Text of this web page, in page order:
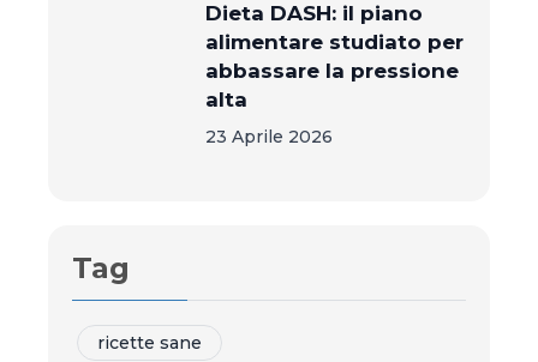
Dieta DASH: il piano
alimentare studiato per
abbassare la pressione
alta
23 Aprile 2026
Tag
ricette sane